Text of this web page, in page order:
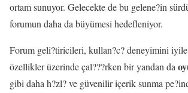
ortam sunuyor. Gelecekte de bu gelene?in
forumun daha da büyümesi hedefleniyor.
Forum geli?tiricileri, kullan?c? deneyimini
özellikler üzerinde çal???rken bir yandan da
gibi daha h?zl? ve güvenilir içerik sunma